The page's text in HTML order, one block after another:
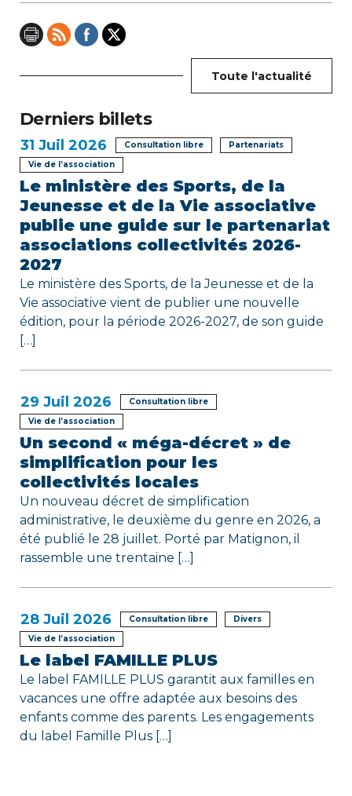
i
o
n
d
e
l
’
a
r
t
i
c
l
e
Toute l'actualité
Derniers billets
31 Juil 2026 Consultation libre
Partenariats
Vie de l’association
Le ministère des Sports, de la
Jeunesse et de la Vie associative
publie une guide sur le partenariat
associations collectivités 2026-
2027
Le ministère des Sports, de la Jeunesse et de la
Vie associative vient de publier une nouvelle
édition, pour la période 2026-2027, de son guide
[…]
29 Juil 2026
Consultation libre
Vie de l’association
Un second « méga-décret » de
simplification pour les
collectivités locales
Un nouveau décret de simplification
administrative, le deuxième du genre en 2026, a
été publié le 28 juillet. Porté par Matignon, il
rassemble une trentaine […]
28 Juil 2026 Consultation libre
Divers
Vie de l’association
Le label FAMILLE PLUS
Le label FAMILLE PLUS garantit aux familles en
vacances une offre adaptée aux besoins des
enfants comme des parents. Les engagements
du label Famille Plus […]